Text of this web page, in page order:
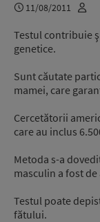
11/08/2011
Testul contribuie
genetice.
Sunt căutate
mamei, care
Cercetătorii
care au inclus
Metoda s-a
masculin a fost
Testul poate
fătului.